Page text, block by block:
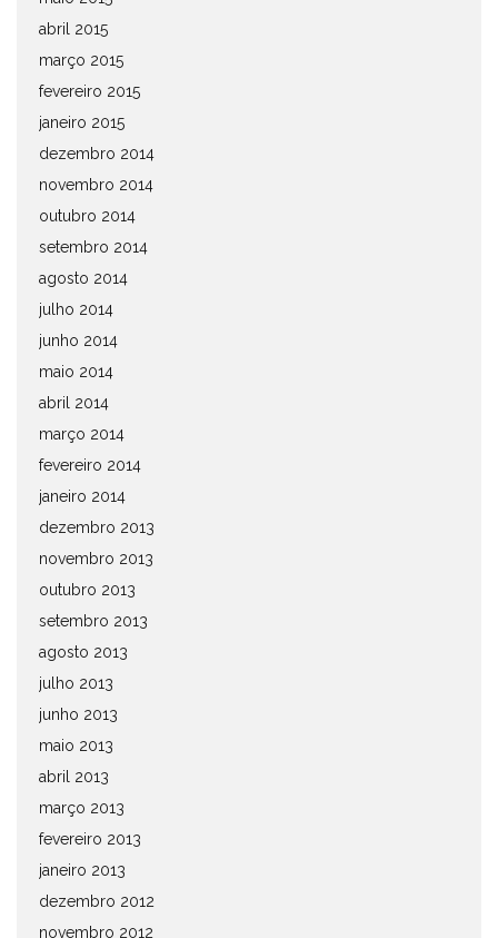
abril 2015
março 2015
fevereiro 2015
janeiro 2015
dezembro 2014
novembro 2014
outubro 2014
setembro 2014
agosto 2014
julho 2014
junho 2014
maio 2014
abril 2014
março 2014
fevereiro 2014
janeiro 2014
dezembro 2013
novembro 2013
outubro 2013
setembro 2013
agosto 2013
julho 2013
junho 2013
maio 2013
abril 2013
março 2013
fevereiro 2013
janeiro 2013
dezembro 2012
novembro 2012